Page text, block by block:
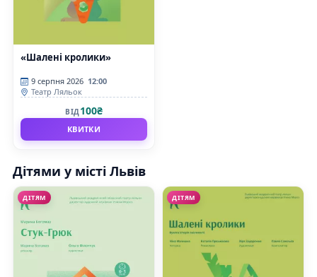
«Шалені кролики»
9 серпня 2026 12:00
Театр Ляльок
ВІД100₴
КВИТКИ
Дітями у місті Львів
ДІТЯМ ДІТЯМ